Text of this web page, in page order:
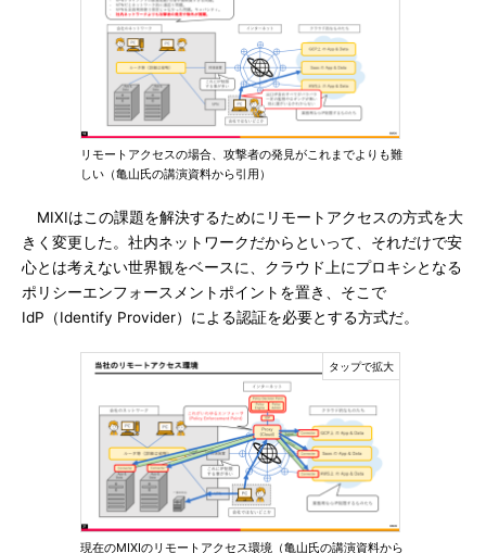
リモートアクセスの場合、攻撃者の発見がこれまでよりも難
しい（亀山氏の講演資料から引用）
MIXIはこの課題を解決するためにリモートアクセスの方式を大
きく変更した。社内ネットワークだからといって、それだけで安
心とは考えない世界観をベースに、クラウド上にプロキシとなる
ポリシーエンフォースメントポイントを置き、そこで
IdP（Identify Provider）による認証を必要とする方式だ。
現在のMIXIのリモートアクセス環境（亀山氏の講演資料から